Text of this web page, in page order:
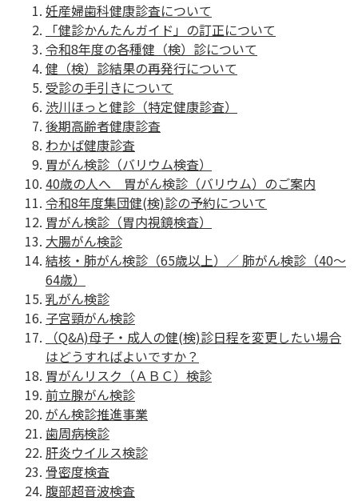
妊産婦歯科健康診査について
「健診かんたんガイド」の訂正について
令和8年度の各種健（検）診について
健（検）診結果の再発行について
受診の手引きについて
渋川ほっと健診（特定健康診査）
後期高齢者健康診査
わかば健康診査
胃がん検診（バリウム検査）
40歳の人へ 胃がん検診（バリウム）のご案内
令和8年度集団健(検)診の予約について
胃がん検診（胃内視鏡検査）
大腸がん検診
結核・肺がん検診（65歳以上）／ 肺がん検診（40〜
64歳）
乳がん検診
子宮頸がん検診
（Q&A)母子・成人の健(検)診日程を変更したい場合
はどうすればよいですか？
胃がんリスク（ＡＢＣ）検診
前立腺がん検診
がん検診推進事業
歯周病検診
肝炎ウイルス検診
骨密度検査
腹部超音波検査